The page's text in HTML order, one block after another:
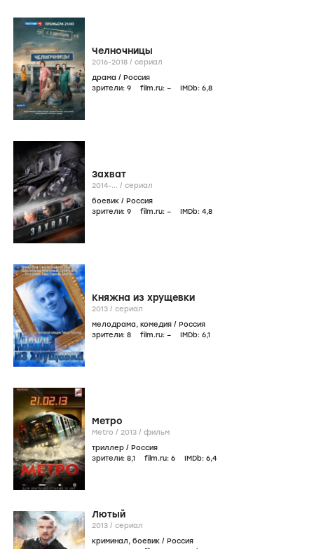
Челночницы
2016-2018 / сериал
драма / Россия
зрители: 9 film.ru: – IMDb: 6,8
Захват
2014-... / сериал
боевик / Россия
зрители: 9 film.ru: – IMDb: 4,8
Княжна из хрущевки
2013 / сериал
мелодрама, комедия / Россия
зрители: 8 film.ru: – IMDb: 6,1
Метро
Metro / 2013 / фильм
триллер / Россия
зрители: 8,1 film.ru: 6 IMDb: 6,4
Лютый
2013 / сериал
криминал, боевик / Россия